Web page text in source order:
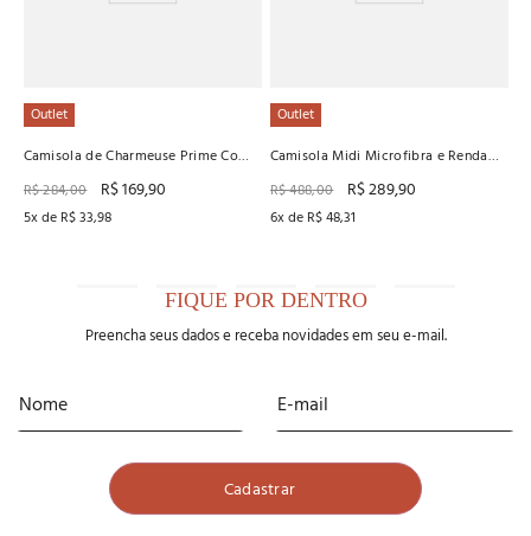
Outlet
Camisola de Charmeuse Prime Com
R$284,00 R$169,90
5x de R$33,98
Outlet
Camisola Midi Microfibra e Renda
R$488,00 R$289,90
6x de R$48,31
FIQUE POR DENTRO
Preencha seus dados e receba novidades em seu e-mail.